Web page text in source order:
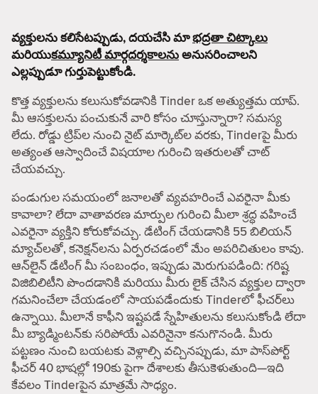
వ్యక్తులను కలిసేటప్పుడు, దయచేసి మాభద్రతా చిట్కాలు
మరియుకమ్యూనిటీ మార్గదర్శకాలనుఅనుసరించాలని
ఎల్లప్పుడూ గుర్తుపెట్టుకోండి.
కొత్త వ్యక్తులను కలుసుకోవడానికి Tinder ఒక అత్యుత్తమ యాప్.
మీ ఆసక్తులను పంచుకునే వారి కోసం చూస్తున్నారా? సమస్య
లేదు. రోడ్డు ట్రిప్‌ల నుంచి నైట్ మార్కెట్‌ల వరకు, Tinderపై మీరు
అత్యంత ఆస్వాదించే విషయాల గురించి ఇతరులతో చాట్
చేయవచ్చు.
పండుగుల సమయంలో జనాలతో వ్యవహరించే ఎవరైనా మీకు
కావాలా? లేదా వాతావరణ మార్పుల గురించి మీలా శ్రద్ధ వహించే
ఎవరైనా వ్యక్తిని కోరుకోవచ్చు. డేటింగ్ చేయడానికి 55 బిలియన్
మ్యాచ్‌లతో, కనెక్షన్‌లను ఏర్పరచడంలో మేం అపరిచితులం కావు.
ఆన్‌లైన్ డేటింగ్ మీ సంబంధం, ఇప్పుడు మెరుగుపడింది: గరిష్ట
విజిబిలిటీని పొందడానికి మరియు మీరు లైక్ చేసిన వ్యక్తుల ద్వారా
గమనించేలా చేయడంలో సాయపడేందుకు Tinderలో ఫీచర్‌లు
ఉన్నాయి. మీలానే కాఫీని ఇష్టపడే స్నేహితులను కలుసుకోండి లేదా
మీ బ్యాడ్మింటన్‌కు సరిపోయే ఎవరినైనా కనుగొనండి. మీరు
పట్టణం నుంచి బయటకు వెళ్లాల్సి వచ్చినప్పుడు, మా పాస్‌పోర్ట్
ఫీచర్ 40 భాషల్లో 190కు పైగా దేశాలకు తీసుకెళుతుంది—ఇది
కేవలం Tinderపైన మాత్రమే సాధ్యం.